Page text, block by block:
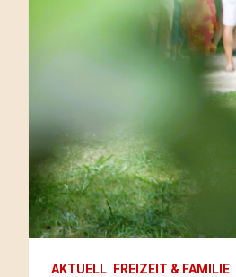
AKTUELL FREIZEIT & FAMILIE